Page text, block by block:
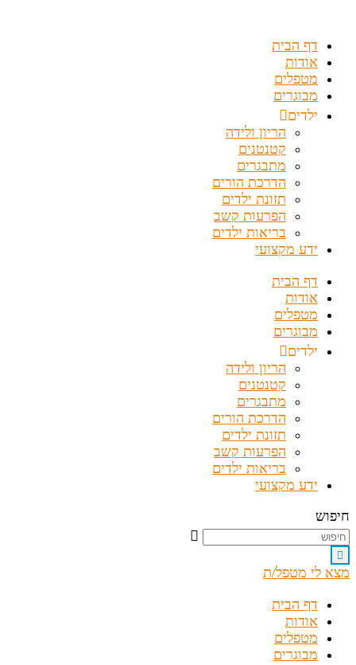
דף הבית
אודות
מטפלים
מבוגרים
ילדים
הריון ולידה
קטנטנים
מתבגרים
הדרכת הורים
תזונת ילדים
הפרעות קשב
בריאות ילדים
ידע מקצועי
דף הבית
אודות
מטפלים
מבוגרים
ילדים
הריון ולידה
קטנטנים
מתבגרים
הדרכת הורים
תזונת ילדים
הפרעות קשב
בריאות ילדים
ידע מקצועי
חיפוש
מצא לי מטפל/ת
דף הבית
אודות
מטפלים
מבוגרים